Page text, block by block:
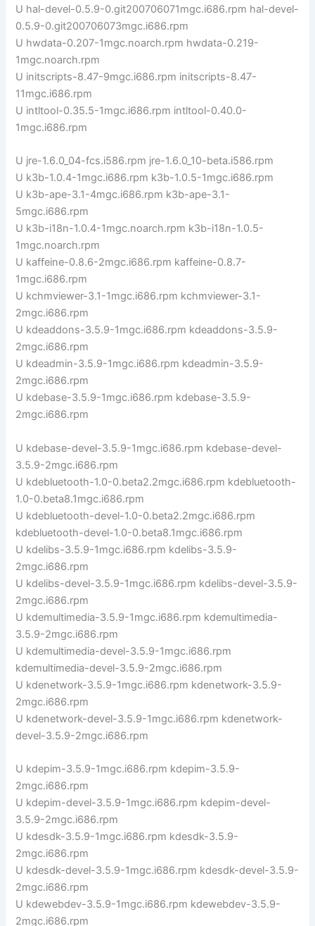
U hal-devel-0.5.9-0.git200706071mgc.i686.rpm hal-devel-
0.5.9-0.git200706073mgc.i686.rpm
U hwdata-0.207-1mgc.noarch.rpm hwdata-0.219-
1mgc.noarch.rpm
U initscripts-8.47-9mgc.i686.rpm initscripts-8.47-
11mgc.i686.rpm
U intltool-0.35.5-1mgc.i686.rpm intltool-0.40.0-
1mgc.i686.rpm
U jre-1.6.0_04-fcs.i586.rpm jre-1.6.0_10-beta.i586.rpm
U k3b-1.0.4-1mgc.i686.rpm k3b-1.0.5-1mgc.i686.rpm
U k3b-ape-3.1-4mgc.i686.rpm k3b-ape-3.1-
5mgc.i686.rpm
U k3b-i18n-1.0.4-1mgc.noarch.rpm k3b-i18n-1.0.5-
1mgc.noarch.rpm
U kaffeine-0.8.6-2mgc.i686.rpm kaffeine-0.8.7-
1mgc.i686.rpm
U kchmviewer-3.1-1mgc.i686.rpm kchmviewer-3.1-
2mgc.i686.rpm
U kdeaddons-3.5.9-1mgc.i686.rpm kdeaddons-3.5.9-
2mgc.i686.rpm
U kdeadmin-3.5.9-1mgc.i686.rpm kdeadmin-3.5.9-
2mgc.i686.rpm
U kdebase-3.5.9-1mgc.i686.rpm kdebase-3.5.9-
2mgc.i686.rpm
U kdebase-devel-3.5.9-1mgc.i686.rpm kdebase-devel-
3.5.9-2mgc.i686.rpm
U kdebluetooth-1.0-0.beta2.2mgc.i686.rpm kdebluetooth-
1.0-0.beta8.1mgc.i686.rpm
U kdebluetooth-devel-1.0-0.beta2.2mgc.i686.rpm
kdebluetooth-devel-1.0-0.beta8.1mgc.i686.rpm
U kdelibs-3.5.9-1mgc.i686.rpm kdelibs-3.5.9-
2mgc.i686.rpm
U kdelibs-devel-3.5.9-1mgc.i686.rpm kdelibs-devel-3.5.9-
2mgc.i686.rpm
U kdemultimedia-3.5.9-1mgc.i686.rpm kdemultimedia-
3.5.9-2mgc.i686.rpm
U kdemultimedia-devel-3.5.9-1mgc.i686.rpm
kdemultimedia-devel-3.5.9-2mgc.i686.rpm
U kdenetwork-3.5.9-1mgc.i686.rpm kdenetwork-3.5.9-
2mgc.i686.rpm
U kdenetwork-devel-3.5.9-1mgc.i686.rpm kdenetwork-
devel-3.5.9-2mgc.i686.rpm
U kdepim-3.5.9-1mgc.i686.rpm kdepim-3.5.9-
2mgc.i686.rpm
U kdepim-devel-3.5.9-1mgc.i686.rpm kdepim-devel-
3.5.9-2mgc.i686.rpm
U kdesdk-3.5.9-1mgc.i686.rpm kdesdk-3.5.9-
2mgc.i686.rpm
U kdesdk-devel-3.5.9-1mgc.i686.rpm kdesdk-devel-3.5.9-
2mgc.i686.rpm
U kdewebdev-3.5.9-1mgc.i686.rpm kdewebdev-3.5.9-
2mgc.i686.rpm